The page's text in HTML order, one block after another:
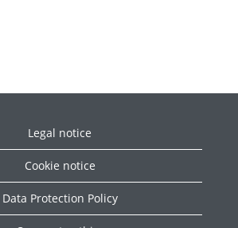
Legal notice
Cookie notice
Data Protection Policy